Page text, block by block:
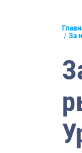
Волго-Каспийское
Московско-Окское
За